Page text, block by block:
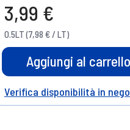
3,99 €
0.5LT (7,98 € / LT)
Aggiungi al
Help
Verifica disponibilità in